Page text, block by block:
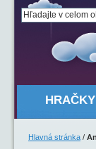
HRAČKY
Hlavná stránka /